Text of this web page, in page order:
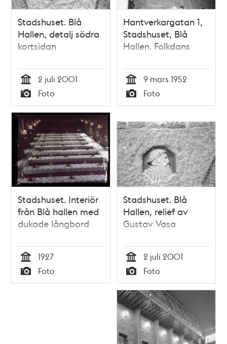
Stadshuset. Blå
Hallen, detalj södra
kortsidan
Tid
2 juli 2001
Typ
Foto
Hantverkargatan 1,
Stadshuset, Blå
Hallen. Folkdans
Tid
9 mars 1952
Typ
Foto
Stadshuset. Interiör
från Blå hallen med
dukade långbord
Tid
1927
Typ
Foto
Stadshuset. Blå
Hallen, relief av
Gustav Vasa
Tid
2 juli 2001
Typ
Foto